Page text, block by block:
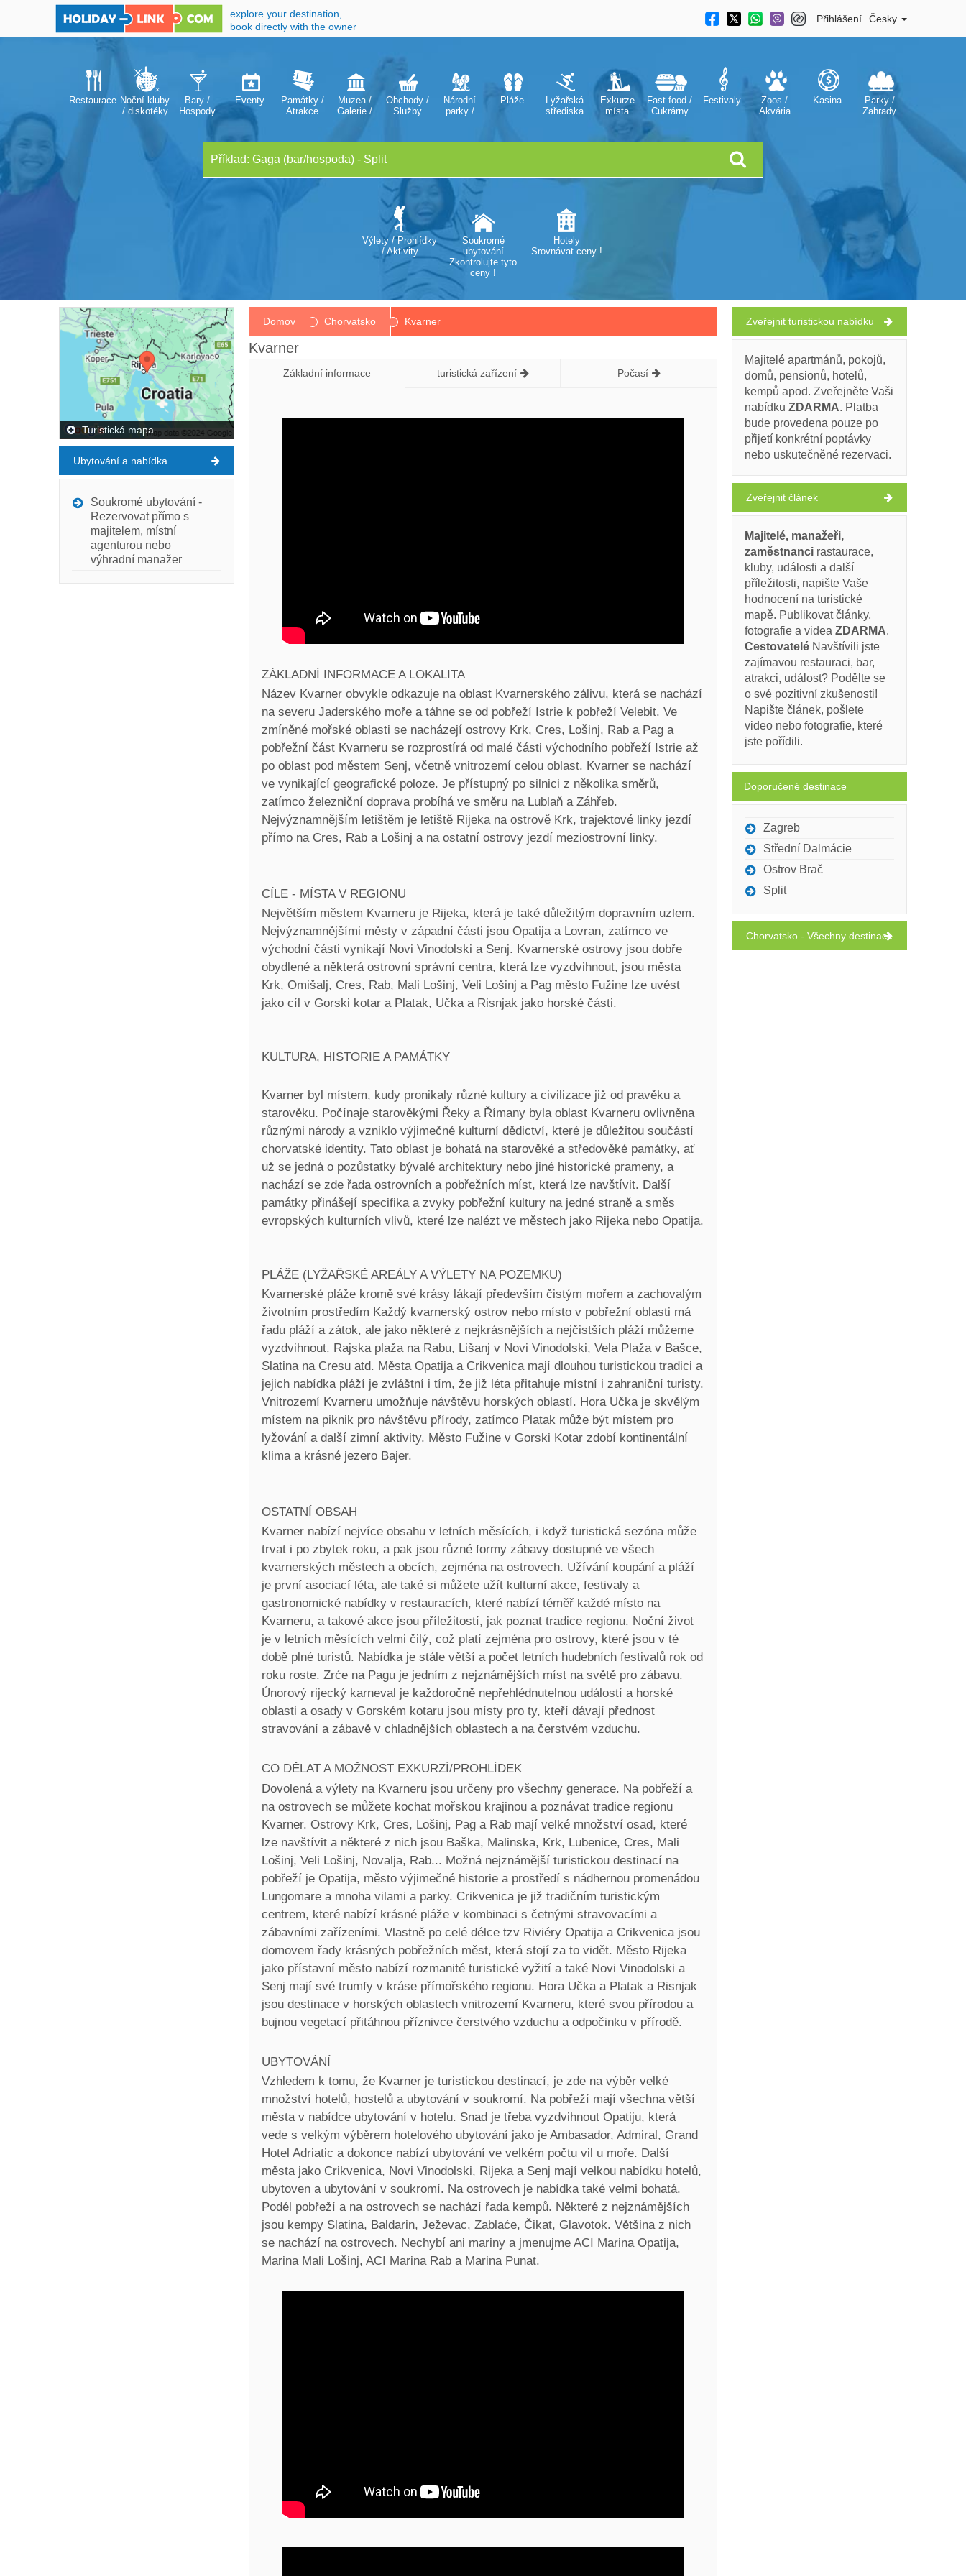
explore your destination,
book directly with the owner
Přihlášení Česky
Restaurace Noční kluby
/ diskotéky
Bary /
Hospody
Eventy
Památky /
Atrakce
Muzea /
Galerie /
Obchody /
Služby
Národní
parky /
Pláže
Lyžařská
střediska
Exkurze
místa
Fast food /
Cukrárny
Festivaly
Zoos /
Akvária
Kasina
Parky /
Zahrady
Výlety / Prohlídky
/ Aktivity
Soukromé
ubytování
Zkontrolujte tyto
ceny !
Hotely
Srovnávat ceny !
Domov Chorvatsko Kvarner
Kvarner
Základní informace turistická zařízení Počasí
ZÁKLADNÍ INFORMACE A LOKALITA
Název Kvarner obvykle odkazuje na oblast Kvarnerského zálivu, která se nachází
na severu Jaderského moře a táhne se od pobřeží Istrie k pobřeží Velebit. Ve
zmíněné mořské oblasti se nacházejí ostrovy Krk, Cres, Lošinj, Rab a Pag a
pobřežní část Kvarneru se rozprostírá od malé části východního pobřeží Istrie až
po oblast pod městem Senj, včetně vnitrozemí celou oblast. Kvarner se nachází
ve vynikající geografické poloze. Je přístupný po silnici z několika směrů,
zatímco železniční doprava probíhá ve směru na Lublaň a Záhřeb.
Nejvýznamnějším letištěm je letiště Rijeka na ostrově Krk, trajektové linky jezdí
přímo na Cres, Rab a Lošinj a na ostatní ostrovy jezdí meziostrovní linky.
CÍLE - MÍSTA V REGIONU
Největším městem Kvarneru je Rijeka, která je také důležitým dopravním uzlem.
Nejvýznamnějšími městy v západní části jsou Opatija a Lovran, zatímco ve
východní části vynikají Novi Vinodolski a Senj. Kvarnerské ostrovy jsou dobře
obydlené a některá ostrovní správní centra, která lze vyzdvihnout, jsou města
Krk, Omišalj, Cres, Rab, Mali Lošinj, Veli Lošinj a Pag město Fužine lze uvést
jako cíl v Gorski kotar a Platak, Učka a Risnjak jako horské části.
KULTURA, HISTORIE A PAMÁTKY
Kvarner byl místem, kudy pronikaly různé kultury a civilizace již od pravěku a
starověku. Počínaje starověkými Řeky a Římany byla oblast Kvarneru ovlivněna
různými národy a vzniklo výjimečné kulturní dědictví, které je důležitou součástí
chorvatské identity. Tato oblast je bohatá na starověké a středověké památky, ať
už se jedná o pozůstatky bývalé architektury nebo jiné historické prameny, a
nachází se zde řada ostrovních a pobřežních míst, která lze navštívit. Další
památky přinášejí specifika a zvyky pobřežní kultury na jedné straně a směs
evropských kulturních vlivů, které lze nalézt ve městech jako Rijeka nebo Opatija.
PLÁŽE (LYŽAŘSKÉ AREÁLY A VÝLETY NA POZEMKU)
Kvarnerské pláže kromě své krásy lákají především čistým mořem a zachovalým
životním prostředím Každý kvarnerský ostrov nebo místo v pobřežní oblasti má
řadu pláží a zátok, ale jako některé z nejkrásnějších a nejčistších pláží můžeme
vyzdvihnout. Rajska plaža na Rabu, Lišanj v Novi Vinodolski, Vela Plaža v Bašce,
Slatina na Cresu atd. Města Opatija a Crikvenica mají dlouhou turistickou tradici a
jejich nabídka pláží je zvláštní i tím, že již léta přitahuje místní i zahraniční turisty.
Vnitrozemí Kvarneru umožňuje návštěvu horských oblastí. Hora Učka je skvělým
místem na piknik pro návštěvu přírody, zatímco Platak může být místem pro
lyžování a další zimní aktivity. Město Fužine v Gorski Kotar zdobí kontinentální
klima a krásné jezero Bajer.
OSTATNÍ OBSAH
Kvarner nabízí nejvíce obsahu v letních měsících, i když turistická sezóna může
trvat i po zbytek roku, a pak jsou různé formy zábavy dostupné ve všech
kvarnerských městech a obcích, zejména na ostrovech. Užívání koupání a pláží
je první asociací léta, ale také si můžete užít kulturní akce, festivaly a
gastronomické nabídky v restauracích, které nabízí téměř každé místo na
Kvarneru, a takové akce jsou příležitostí, jak poznat tradice regionu. Noční život
je v letních měsících velmi čilý, což platí zejména pro ostrovy, které jsou v té
době plné turistů. Nabídka je stále větší a počet letních hudebních festivalů rok od
roku roste. Zrće na Pagu je jedním z nejznámějších míst na světě pro zábavu.
Únorový rijecký karneval je každoročně nepřehlédnutelnou událostí a horské
oblasti a osady v Gorském kotaru jsou místy pro ty, kteří dávají přednost
stravování a zábavě v chladnějších oblastech a na čerstvém vzduchu.
CO DĚLAT A MOŽNOST EXKURZÍ/PROHLÍDEK
Dovolená a výlety na Kvarneru jsou určeny pro všechny generace. Na pobřeží a
na ostrovech se můžete kochat mořskou krajinou a poznávat tradice regionu
Kvarner. Ostrovy Krk, Cres, Lošinj, Pag a Rab mají velké množství osad, které
lze navštívit a některé z nich jsou Baška, Malinska, Krk, Lubenice, Cres, Mali
Lošinj, Veli Lošinj, Novalja, Rab... Možná nejznámější turistickou destinací na
pobřeží je Opatija, město výjimečné historie a prostředí s nádhernou promenádou
Lungomare a mnoha vilami a parky. Crikvenica je již tradičním turistickým
centrem, které nabízí krásné pláže v kombinaci s četnými stravovacími a
zábavními zařízeními. Vlastně po celé délce tzv Riviéry Opatija a Crikvenica jsou
domovem řady krásných pobřežních měst, která stojí za to vidět. Město Rijeka
jako přístavní město nabízí rozmanité turistické vyžití a také Novi Vinodolski a
Senj mají své trumfy v kráse přímořského regionu. Hora Učka a Platak a Risnjak
jsou destinace v horských oblastech vnitrozemí Kvarneru, které svou přírodou a
bujnou vegetací přitáhnou příznivce čerstvého vzduchu a odpočinku v přírodě.
UBYTOVÁNÍ
Vzhledem k tomu, že Kvarner je turistickou destinací, je zde na výběr velké
množství hotelů, hostelů a ubytování v soukromí. Na pobřeží mají všechna větší
města v nabídce ubytování v hotelu. Snad je třeba vyzdvihnout Opatiju, která
vede s velkým výběrem hotelového ubytování jako je Ambasador, Admiral, Grand
Hotel Adriatic a dokonce nabízí ubytování ve velkém počtu vil u moře. Další
města jako Crikvenica, Novi Vinodolski, Rijeka a Senj mají velkou nabídku hotelů,
ubytoven a ubytování v soukromí. Na ostrovech je nabídka také velmi bohatá.
Podél pobřeží a na ostrovech se nachází řada kempů. Některé z nejznámějších
jsou kempy Slatina, Baldarin, Ježevac, Zablaće, Čikat, Glavotok. Většina z nich
se nachází na ostrovech. Nechybí ani mariny a jmenujme ACI Marina Opatija,
Marina Mali Lošinj, ACI Marina Rab a Marina Punat.
Turistická mapa
Ubytování a nabídka
Soukromé ubytování -
Rezervovat přímo s
majitelem, místní
agenturou nebo
výhradní manažer
Zveřejnit turistickou nabídku
Majitelé apartmánů, pokojů,
domů, pensionů, hotelů,
kempů apod. Zveřejněte Vaši
nabídku ZDARMA. Platba
bude provedena pouze po
přijetí konkrétní poptávky
nebo uskutečněné rezervaci.
Zveřejnit článek
Majitelé, manažeři,
zaměstnanci rastaurace,
kluby, události a další
příležitosti, napište Vaše
hodnocení na turistické
mapě. Publikovat články,
fotografie a videa ZDARMA.
Cestovatelé Navštívili jste
zajímavou restauraci, bar,
atrakci, událost? Podělte se
o své pozitivní zkušenosti!
Napište článek, pošlete
video nebo fotografie, které
jste pořídili.
Doporučené destinace
Zagreb
Střední Dalmácie
Ostrov Brač
Split
Chorvatsko - Všechny destinace